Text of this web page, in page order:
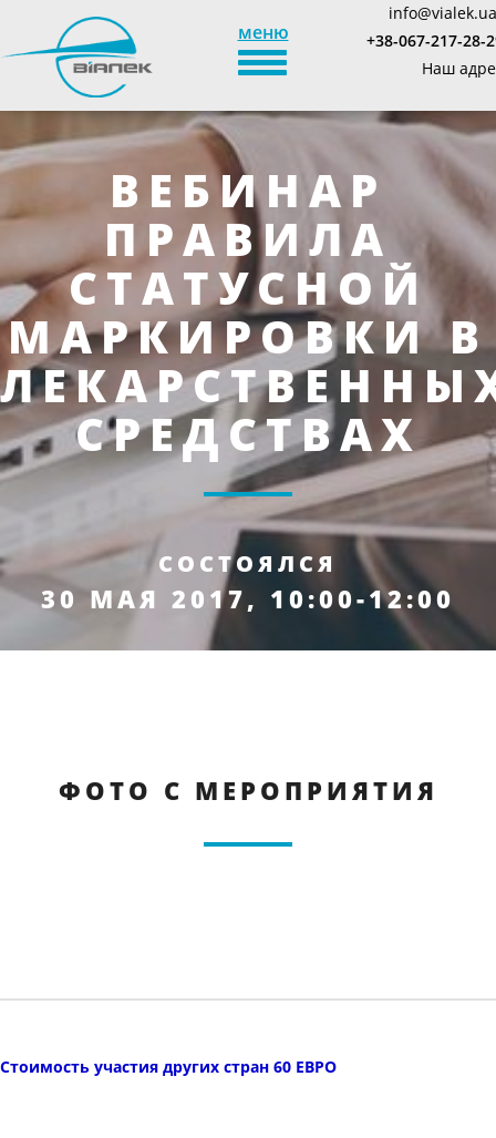
меню
TOGGLE_NAVIGATION
info@vialek.ua
+38-067-217-28-
Наш
ВЕБИНАР
ПРАВИЛА
СТАТУСНОЙ
МАРКИРОВКИ В
СРЕДСТВАХ
СОСТОЯЛСЯ
30 МАЯ 2017, 10:00-12:00
ФОТО С МЕРОПРИЯТИЯ
Стоимость участия других стран 60 ЕВРО